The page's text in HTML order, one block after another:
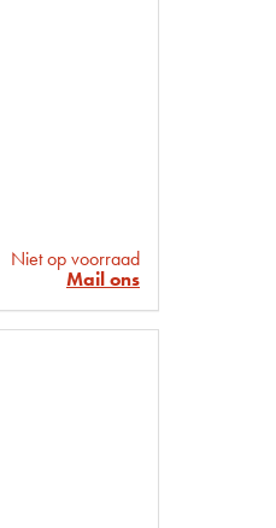
Niet op voorraad
Mail ons